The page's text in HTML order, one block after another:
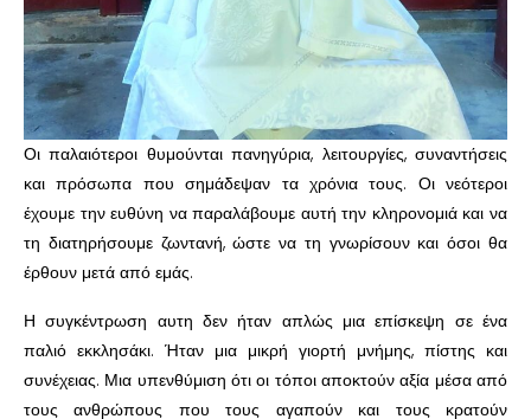
Οι παλαιότεροι θυμούνται πανηγύρια, λειτουργίες, συναντήσεις
και πρόσωπα που σημάδεψαν τα χρόνια τους. Οι νεότεροι
έχουμε την ευθύνη να παραλάβουμε αυτή την κληρονομιά και να
τη διατηρήσουμε ζωντανή, ώστε να τη γνωρίσουν και όσοι θα
έρθουν μετά από εμάς.
Η συγκέντρωση αυτη δεν ήταν απλώς μια επίσκεψη σε ένα
παλιό εκκλησάκι. Ήταν μια μικρή γιορτή μνήμης, πίστης και
συνέχειας. Μια υπενθύμιση ότι οι τόποι αποκτούν αξία μέσα από
τους ανθρώπους που τους αγαπούν και τους κρατούν